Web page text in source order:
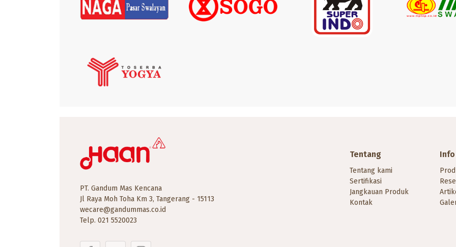
PT. Gandum Mas Kencana
Jl Raya Moh Toha Km 3, Tangerang - 15113
wecare@gandummas.co.id
Telp. 021 5520023
Tentang
Tentang kami
Sertifikasi
Jangkauan Produk
Kontak
Info